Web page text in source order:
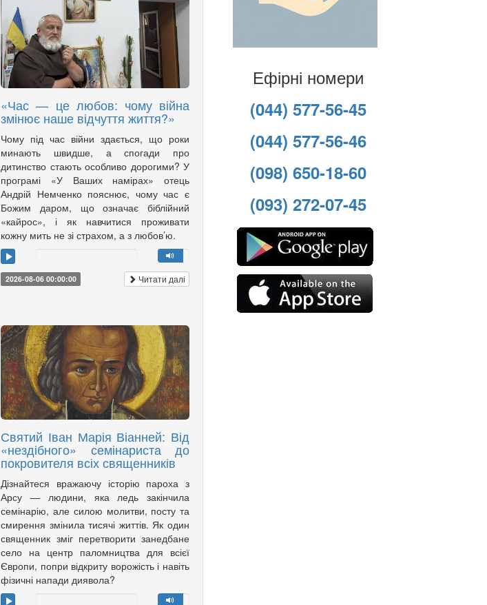
«Час — це любов: чому війна
змінює наше відчуття життя?»
Чому під час війни здається, що роки
минають швидше, а спогади про
дитинство стають особливо дорогими? У
програмі «У Ваших намірах» отець
Андрій Немченко пояснює, чому час є
Божим даром, що означає біблійний
«кайрос», і як навчитися проживати
кожну мить не зі страхом, а з любов’ю.
2026-08-06 00:00:00 Читати далі
Святий Іван Марія Віанней: Від
«нездібного» семінариста до
покровителя всіх священників
Дізнайтеся вражаючу історію пароха з
Арсу — людини, яка ледь закінчила
семінарію, але силою молитви, посту та
смирення змінила тисячі життів. Як один
священник зміг перетворити занедбане
село на центр паломництва для всієї
Європи, попри відкриту ворожість і навіть
фізичні напади диявола?
Ефірні номери
(044) 577-56-45
(044) 577-56-46
(098) 650-18-60
(093) 272-07-45